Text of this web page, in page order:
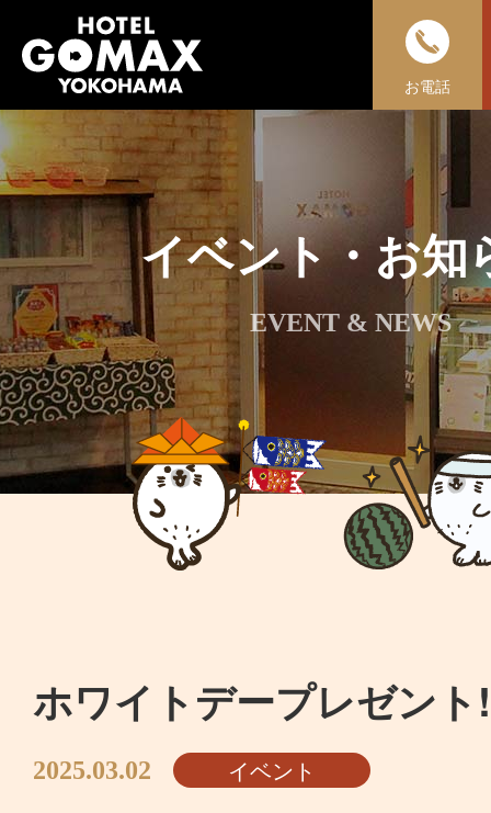
お電話
イベント・お知
EVENT & NEWS
ホワイトデープレゼン
2025.03.02 イベント